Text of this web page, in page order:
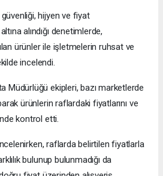
güvenliği, hijyen ve fiyat
alındığı denetimlerde,
ürünler ile işletmelerin ruhsat ve
incelendi.
Müdürlüğü ekipleri, bazı marketlerde
ürünlerin raflardaki fiyatlarını ve
kontrol etti.
raflarda belirtilen fiyatlarla
bulunup bulunmadığı da